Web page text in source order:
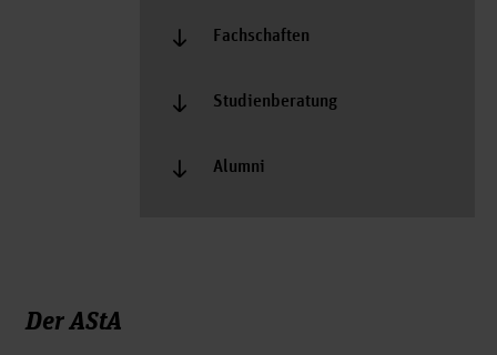
Fachschaften
Studienberatung
Alumni
Der AStA